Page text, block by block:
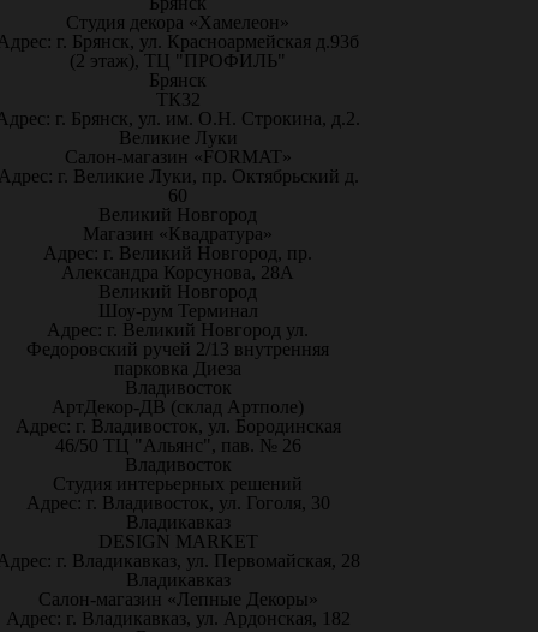
Студия декора «Хамелеон»
г. Брянск, ул. Красноармейская д.93б
(2 этаж), ТЦ "ПРОФИЛЬ"
Брянск
ТК32
г. Брянск, ул. им. О.Н. Строкина, д.2.
Великие Луки
Салон-магазин «FORMAT»
г. Великие Луки, пр. Октябрьский д.
60
Великий Новгород
Магазин «Квадратура»
Адрес: г. Великий Новгород, пр.
Александра Корсунова, 28А
Великий Новгород
Шоу-рум Терминал
Адрес: г. Великий Новгород ул.
Федоровский ручей 2/13 внутренняя
парковка Диеза
Владивосток
АртДекор-ДВ (склад Артполе)
Адрес: г. Владивосток, ул. Бородинская
46/50 ТЦ "Альянс", пав. № 26
Владивосток
Студия интерьерных решений
Адрес: г. Владивосток, ул. Гоголя, 30
Владикавказ
DESIGN MARKET
г. Владикавказ, ул. Первомайская, 28
Владикавказ
Салон-магазин «Лепные Декоры»
Адрес: г. Владикавказ, ул. Ардонская, 182